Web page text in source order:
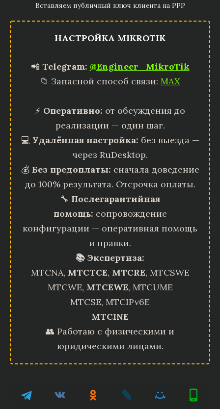
Вставляем публичный ключ клиента на PPP
НАСТРОЙКА MIKROTIK
📲 Telegram: @Engineer_MikroTik
📁 Запасной способ связи: MAX
⚡ Оперативно: от обсуждения до
реализации — один шаг.
💻 Удалённая настройка: без выезда —
через RuDesktop.
💰 Без предоплаты: сначала доведение
до 100% результата. Отсрочка оплаты.
🔧 Послегарантийная
помощь: сопровождение
конфигурации — оперативная помощь
и правки.
📚 Экспертиза:
MTCNA, MTCTCE, MTCRE, MTCSWE
MTCWE, MTCEWE, MTCUME
MTCSE, MTCIPv6E
MTCINE
👥 Работаю с физическими и
юридическими лицами.